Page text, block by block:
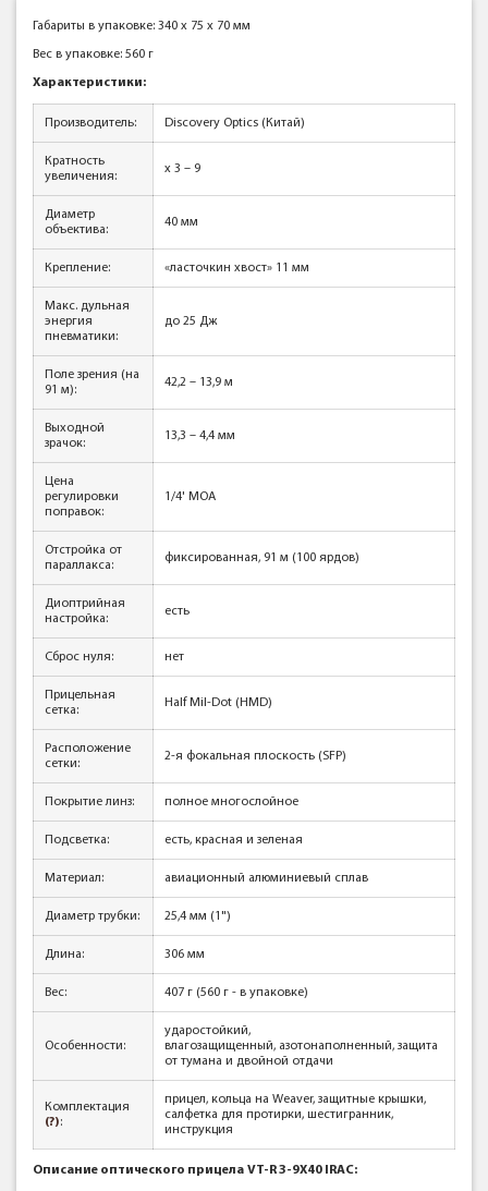
Габариты в упаковке: 340 x 75 x 70 мм
Вес в упаковке: 560 г
Характеристики:
Производитель: Discovery Optics (Китай)
Кратность
увеличения:
x 3 – 9
Диаметр
объектива:
40 мм
Крепление: «ласточкин хвост» 11 мм
Макс. дульная
энергия
пневматики:
до 25 Дж
Поле зрения (на
91 м):
42,2 – 13,9 м
Выходной
зрачок:
13,3 – 4,4 мм
Цена
регулировки
поправок:
1/4' MOA
Отстройка от
параллакса:
фиксированная, 91 м (100 ярдов)
Диоптрийная
настройка:
есть
Сброс нуля: нет
Прицельная
сетка:
Half Mil-Dot (НМD)
Расположение
сетки:
2-я фокальная плоскость (SFP)
Покрытие линз: полное многослойное
Подсветка: есть, красная и зеленая
Материал: авиационный алюминиевый сплав
Диаметр трубки: 25,4 мм (1")
Длина: 306 мм
Вес: 407 г (560 г - в упаковке)
Особенности:
ударостойкий,
влагозащищенный, азотонаполненный, защита
от тумана и двойной отдачи
Комплектация
(?):
прицел, кольца на Weaver, защитные крышки,
салфетка для протирки, шестигранник,
инструкция
Описание оптического прицела VT-R 3-9X40 IRAC: